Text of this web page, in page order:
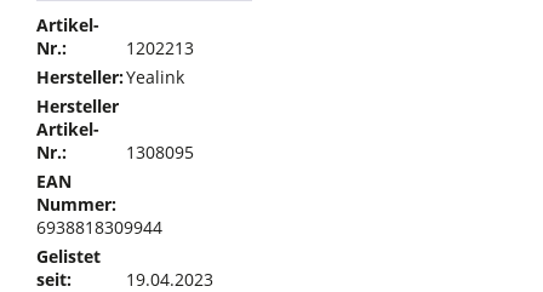
Artikel-
Nr.:
1202213
Hersteller:Yealink
Hersteller
Artikel-
Nr.:
1308095
EAN
Nummer:
6938818309944
Gelistet
seit:
19.04.2023